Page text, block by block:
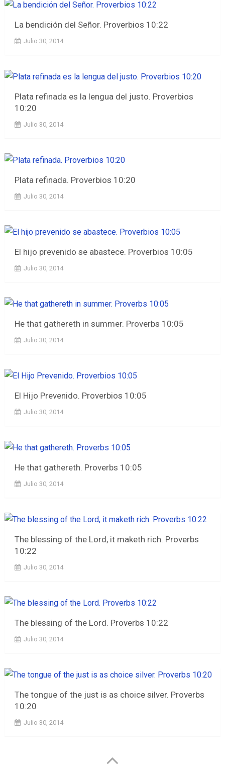
La bendición del Señor. Proverbios 10:22
Julio 30, 2014
Plata refinada es la lengua del justo. Proverbios
10:20
Julio 30, 2014
Plata refinada. Proverbios 10:20
Julio 30, 2014
El hijo prevenido se abastece. Proverbios 10:05
Julio 30, 2014
He that gathereth in summer. Proverbs 10:05
Julio 30, 2014
El Hijo Prevenido. Proverbios 10:05
Julio 30, 2014
He that gathereth. Proverbs 10:05
Julio 30, 2014
The blessing of the Lord, it maketh rich. Proverbs
10:22
Julio 30, 2014
The blessing of the Lord. Proverbs 10:22
Julio 30, 2014
The tongue of the just is as choice silver. Proverbs
10:20
Julio 30, 2014